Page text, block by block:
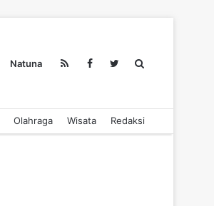
Natuna
Olahraga Wisata Redaksi